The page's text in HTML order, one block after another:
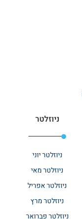
ניוזלטר
ניוזלטר יוני
ניוזלטר מאי
ניוזלטר אפריל
ניוזלטר מרץ
ניוזלטר פברואר